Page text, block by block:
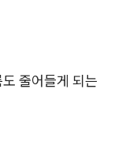
줄어들게 되는